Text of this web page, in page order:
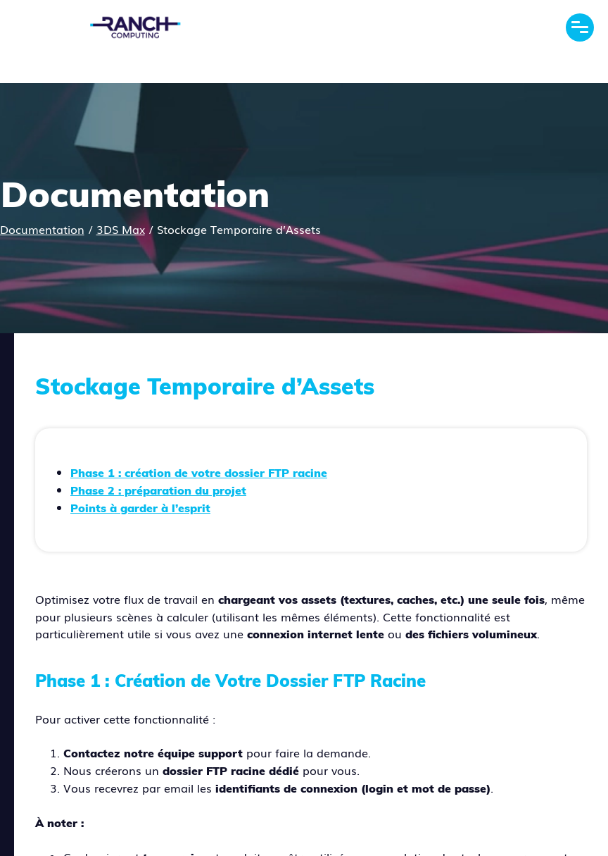
Documentation
Documentation / 3DS Max/ Stockage Temporaire d’Assets
Stockage Temporaire d’Assets
Phase 1 : création de votre dossier FTP racine
Phase 2 : préparation du projet
Points à garder à l’esprit
Optimisez votre flux de travail en chargeant vos assets (textures, caches, etc.) une seule fois, même
pour plusieurs scènes à calculer (utilisant les mêmes éléments). Cette fonctionnalité est
particulièrement utile si vous avez une connexion internet lente ou des fichiers volumineux.
Phase 1 : Création de Votre Dossier FTP Racine
Pour activer cette fonctionnalité :
Contactez notre équipe support pour faire la demande.
Nous créerons un dossier FTP racine dédié pour vous.
Vous recevrez par email les identifiants de connexion (login et mot de passe).
À noter :